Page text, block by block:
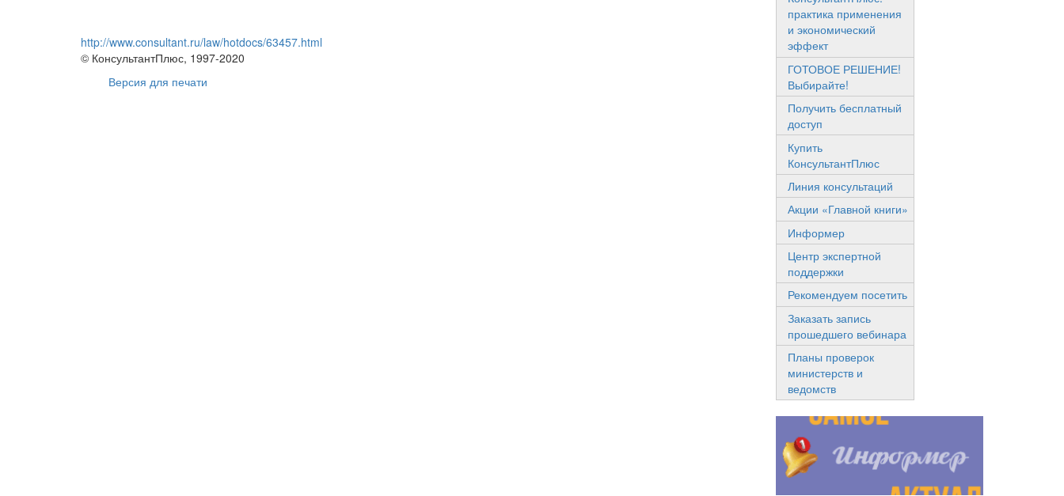
http://www.consultant.ru/law/hotdocs/63457.html
© КонсультантПлюс, 1997-2020
Версия для печати
практика применения
и экономический
эффект
ГОТОВОЕ РЕШЕНИЕ!
Выбирайте!
Получить бесплатный
доступ
Купить
КонсультантПлюс
Линия консультаций
Акции «Главной книги»
Информер
Центр экспертной
поддержки
Рекомендуем посетить
Заказать запись
прошедшего вебинара
Планы проверок
министерств и
ведомств